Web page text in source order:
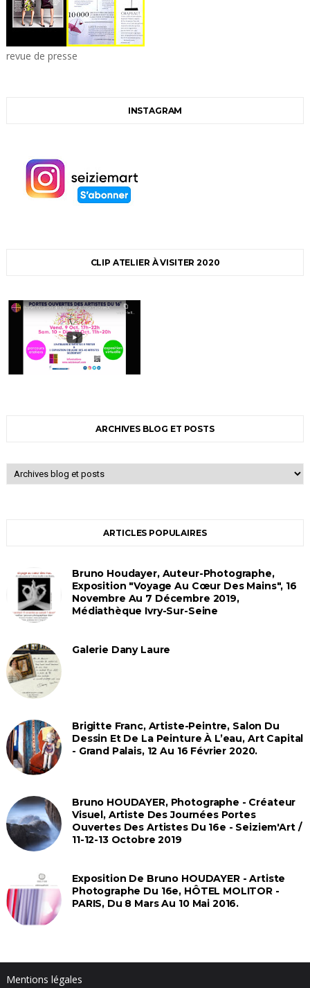
revue de presse
INSTAGRAM
CLIP ATELIER À VISITER 2020
ARCHIVES BLOG ET POSTS
ARTICLES POPULAIRES
Bruno Houdayer, Auteur-Photographe,
Exposition "Voyage Au Cœur Des Mains", 16
Novembre Au 7 Décembre 2019,
Médiathèque Ivry-Sur-Seine
Galerie Dany Laure
Brigitte Franc, Artiste-Peintre, Salon Du
Dessin Et De La Peinture À L’eau, Art Capital
- Grand Palais, 12 Au 16 Février 2020.
Bruno HOUDAYER, Photographe - Créateur
Visuel, Artiste Des Journées Portes
Ouvertes Des Artistes Du 16e - Seiziem'Art /
11-12-13 Octobre 2019
Exposition De Bruno HOUDAYER - Artiste
Photographe Du 16e, HÔTEL MOLITOR -
PARIS, Du 8 Mars Au 10 Mai 2016.
Mentions légales